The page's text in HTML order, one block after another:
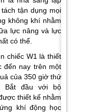
tận dụng mọi
không khí nhằm
lực nâng và lực
có thể.
chiếc W1 là thiết
đến nay trên một
của 350 giờ thử
Bắt đầu với bộ
thiết kế nhằm
khí động học